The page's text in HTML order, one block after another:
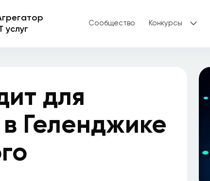
услуг
Сообщество Конкурсы
для
Геленджике